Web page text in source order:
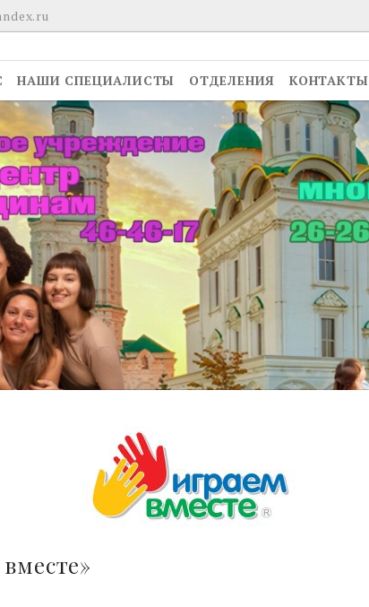
НАШИ СПЕЦИАЛИСТЫ ОТДЕЛЕНИЯ КОНТАКТЫ